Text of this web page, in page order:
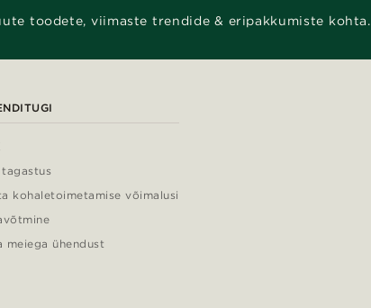
toodete, viimaste trendide & eripakkumiste kohta.
kohaletoimetamise võimalusi
meiega ühendust